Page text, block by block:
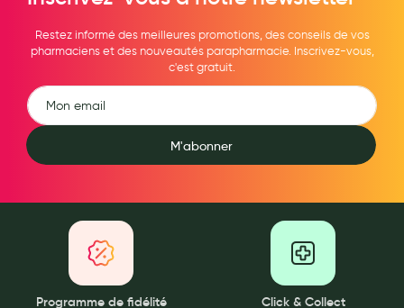
Accessoires, coutellerie, brosserie
Bouillottes
Parfums et bougies d'ambiance
Beauté au naturel
Mon bébé
Couches
Restez informé des meilleures promotions, des conseils de vos
pharmaciens et des nouveautés parapharmacie. Inscrivez-vous,
c'est gratuit.
M'abonner
Programme de fidélité Click & Collect